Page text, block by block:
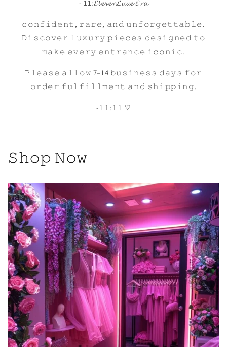
- 11:𝓔𝓵𝓮𝓿𝓮𝓷𝓛𝓾𝔁𝓮 𝓔𝓻𝓪
𝚌𝚘𝚗𝚏𝚒𝚍𝚎𝚗𝚝, 𝚛𝚊𝚛𝚎, 𝚊𝚗𝚍 𝚞𝚗𝚏𝚘𝚛𝚐𝚎𝚝𝚝𝚊𝚋𝚕𝚎.
𝙳𝚒𝚜𝚌𝚘𝚟𝚎𝚛 𝚕𝚞𝚡𝚞𝚛𝚢 𝚙𝚒𝚎𝚌𝚎𝚜 𝚍𝚎𝚜𝚒𝚐𝚗𝚎𝚍 𝚝𝚘
𝚖𝚊𝚔𝚎 𝚎𝚟𝚎𝚛𝚢 𝚎𝚗𝚝𝚛𝚊𝚗𝚌𝚎 𝚒𝚌𝚘𝚗𝚒𝚌.
𝙿𝚕𝚎𝚊𝚜𝚎 𝚊𝚕𝚕𝚘𝚠 7–14 𝚋𝚞𝚜𝚒𝚗𝚎𝚜𝚜 𝚍𝚊𝚢𝚜 𝚏𝚘𝚛
𝚘𝚛𝚍𝚎𝚛 𝚏𝚞𝚕𝚏𝚒𝚕𝚕𝚖𝚎𝚗𝚝 𝚊𝚗𝚍 𝚜𝚑𝚒𝚙𝚙𝚒𝚗𝚐.
-𝟷𝟷:𝟷𝟷 ♡
𝚂𝚑𝚘𝚙 𝙽𝚘𝚠